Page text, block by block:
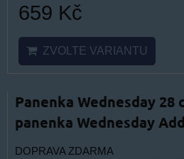
659 Kč
ZVOLTE VARIANTU
Panenka Wednesday 28
panenka Wednesday
DOPRAVA ZDARMA